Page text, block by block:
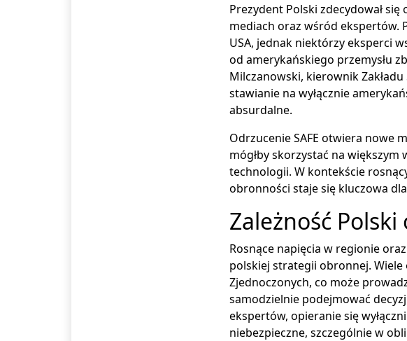
Prezydent Polski zdecydował się
mediach oraz wśród ekspertów.
USA, jednak niektórzy eksperci
od amerykańskiego przemysłu
Milczanowski, kierownik
stawianie na wyłącznie
absurdalne.
Odrzucenie SAFE otwiera nowe
mógłby skorzystać na
technologii. W kontekście
obronności staje się kluczowa
Zależność Polski
Rosnące napięcia w regionie
polskiej strategii obronnej. Wiele
Zjednoczonych, co może
samodzielnie podejmować
ekspertów, opieranie się
niebezpieczne, szczególnie w